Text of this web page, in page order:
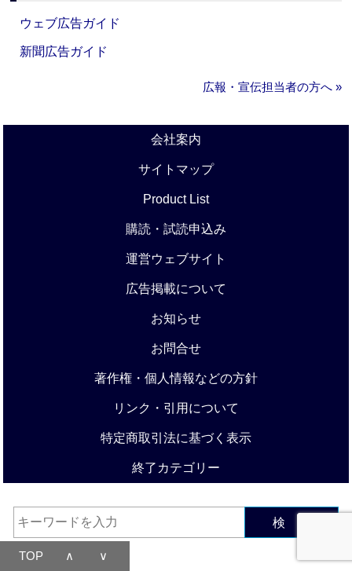
ウェブ広告ガイド
新聞広告ガイド
広報・宣伝担当者の方へ »
会社案内
サイトマップ
Product List
購読・試読申込み
運営ウェブサイト
広告掲載について
お知らせ
お問合せ
著作権・個人情報などの方針
リンク・引用について
特定商取引法に基づく表示
終了カテゴリー
検 索
TOP ∧ ∨